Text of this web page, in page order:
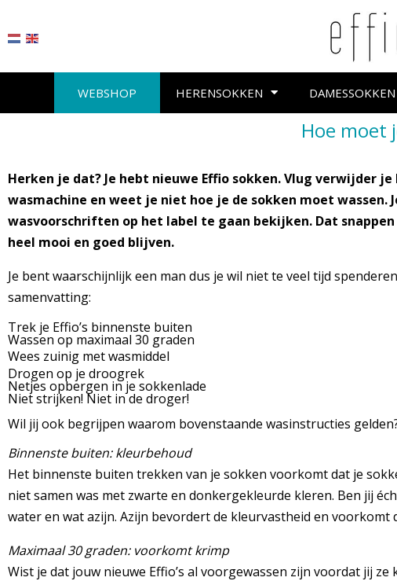
WEBSHOP HERENSOKKEN DAMESSOKKEN
Hoe moet
Herken je dat? Je hebt nieuwe Effio sokken. Vlug verwijder
wasmachine en weet je niet hoe je de sokken moet wassen.
wasvoorschriften op het label te gaan bekijken. Dat
heel mooi en goed blijven.
Je bent waarschijnlijk een man dus je wil niet te veel tijd
samenvatting:
Trek je Effio’s binnenste buiten
Wassen op maximaal 30 graden
Wees zuinig met wasmiddel
Drogen op je droogrek
Netjes opbergen in je sokkenlade
Niet strijken! Niet in de droger!
Wil jij ook begrijpen waarom bovenstaande wasinstructies
Binnenste buiten: kleurbehoud
Het binnenste buiten trekken van je sokken voorkomt dat je
niet samen was met zwarte en donkergekleurde kleren. Ben jij
water en wat azijn. Azijn bevordert de kleurvastheid en voorkomt
Maximaal 30 graden: voorkomt krimp
Wist je dat jouw nieuwe Effio’s al voorgewassen zijn voordat jij